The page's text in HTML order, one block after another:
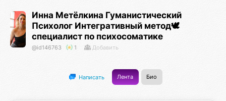
Инна Метёлкина Гуманистический
Психолог Интегративный метод🕊️
специалист по психосоматике
@id146763 1 Добавить
Написать Лента Био